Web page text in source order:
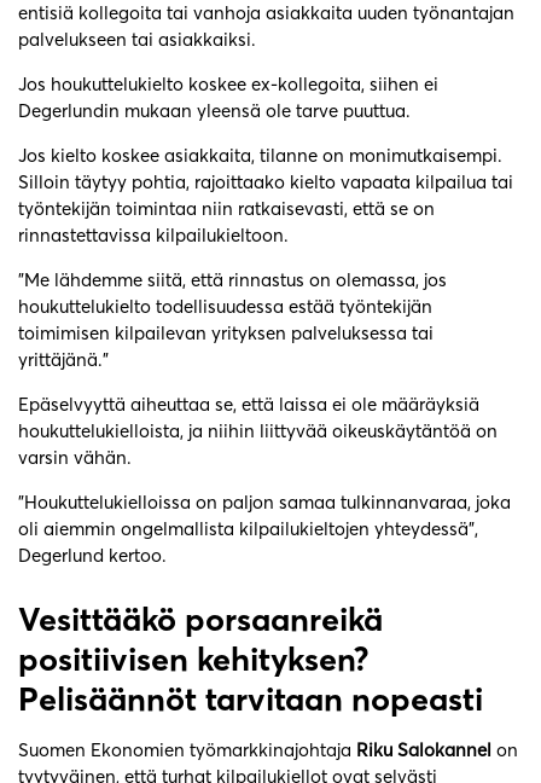
entisiä kollegoita tai vanhoja asiakkaita uuden työnantajan
palvelukseen tai asiakkaiksi.
Jos houkuttelukielto koskee ex-kollegoita, siihen ei
Degerlundin mukaan yleensä ole tarve puuttua.
Jos kielto koskee asiakkaita, tilanne on monimutkaisempi.
Silloin täytyy pohtia, rajoittaako kielto vapaata kilpailua tai
työntekijän toimintaa niin ratkaisevasti, että se on
rinnastettavissa kilpailukieltoon.
”Me lähdemme siitä, että rinnastus on olemassa, jos
houkuttelukielto todellisuudessa estää työntekijän
toimimisen kilpailevan yrityksen palveluksessa tai
yrittäjänä.”
Epäselvyyttä aiheuttaa se, että laissa ei ole määräyksiä
houkuttelukielloista, ja niihin liittyvää oikeuskäytäntöä on
varsin vähän.
”Houkuttelukielloissa on paljon samaa tulkinnanvaraa, joka
oli aiemmin ongelmallista kilpailukieltojen yhteydessä”,
Degerlund kertoo.
Vesittääkö porsaanreikä
positiivisen kehityksen?
Pelisäännöt tarvitaan nopeasti
Suomen Ekonomien työmarkkinajohtaja Riku Salokannel on
tyytyväinen, että turhat kilpailukiellot ovat selvästi